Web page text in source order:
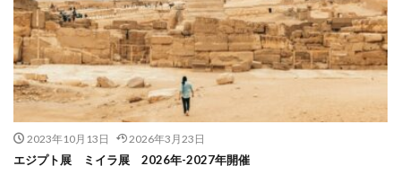
2023年10月13日 2026年3月23日
エジプト展 ミイラ展 2026年-2027年開催